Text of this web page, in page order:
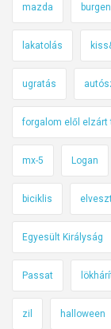
mazda
lakatolás
ugratás
forgalom elől elzárt
mx-5 Logan
biciklis
Egyesült Királyság
Passat
zil halloween